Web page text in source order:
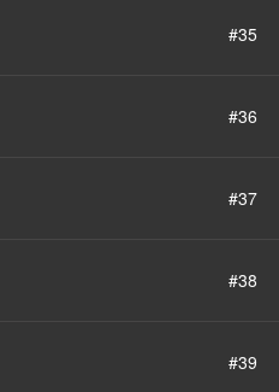
#35
#36
#37
#38
#39